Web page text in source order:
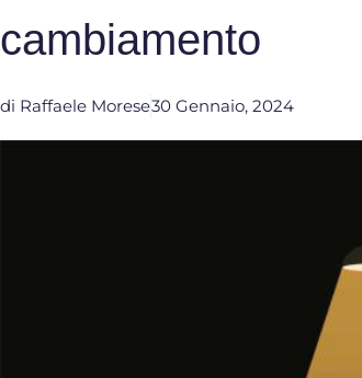
cambiamento
di Raffaele Morese30 Gennaio, 2024